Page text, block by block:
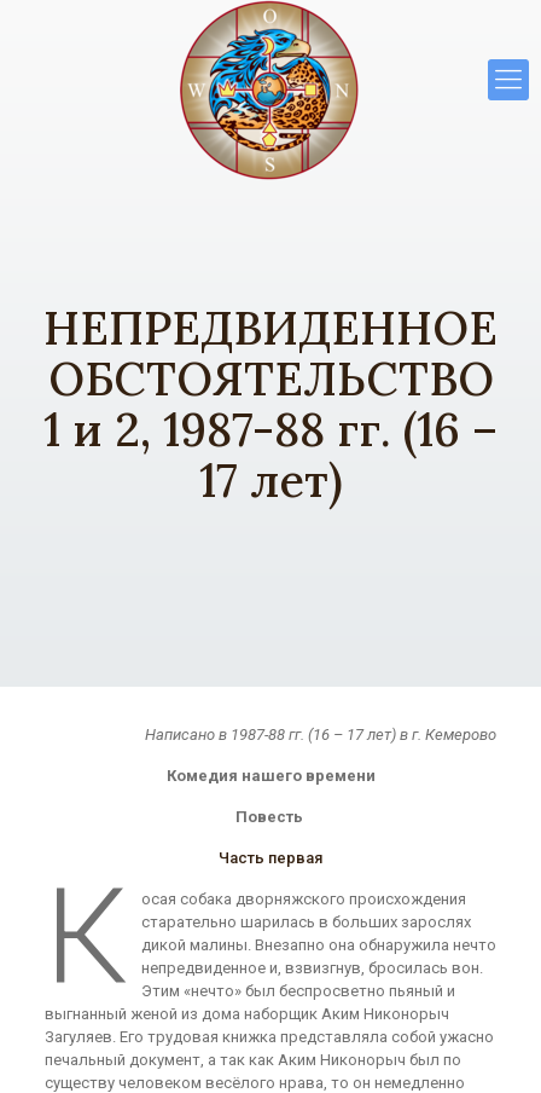
НЕПРЕДВИДЕННОЕ
ОБСТОЯТЕЛЬСТВО
1 и 2, 1987-88 гг. (16 –
17 лет)
Написано в 1987-88 гг. (16 – 17 лет) в г. Кемерово
Комедия нашего времени
Повесть
Часть первая
К
осая собака дворняжского происхождения
старательно шарилась в больших зарослях
дикой малины. Внезапно она обнаружила нечто
непредвиденное и, взвизгнув, бросилась вон.
Этим «нечто» был беспросветно пьяный и
выгнанный женой из дома наборщик Аким Никонорыч
Загуляев. Его трудовая книжка представляла собой ужасно
печальный документ, а так как Аким Никонорыч был по
существу человеком весёлого нрава, то он немедленно